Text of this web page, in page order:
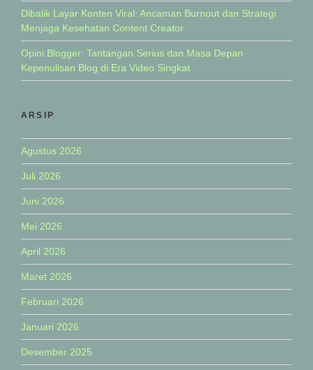
Dibalik Layar Konten Viral: Ancaman Burnout dan Strategi
Menjaga Kesehatan Content Creator
Opini Blogger: Tantangan Serius dan Masa Depan
Kepenulisan Blog di Era Video Singkat
ARSIP
Agustus 2026
Juli 2026
Juni 2026
Mei 2026
April 2026
Maret 2026
Februari 2026
Januari 2026
Desember 2025